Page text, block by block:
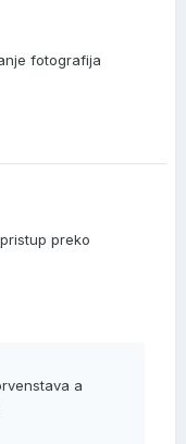
fotografija
preko
a